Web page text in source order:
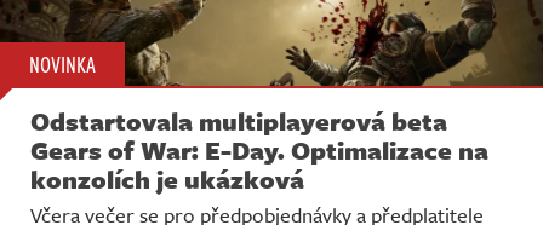
NOVINKA
Odstartovala multiplayerová beta
Gears of War: E-Day. Optimalizace na
konzolích je ukázková
Včera večer se pro předpobjednávky a předplatitele